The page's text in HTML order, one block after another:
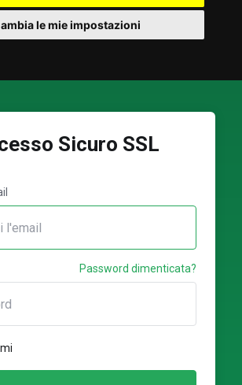
le mie impostazioni
Sicuro SSL
Password dimenticata?